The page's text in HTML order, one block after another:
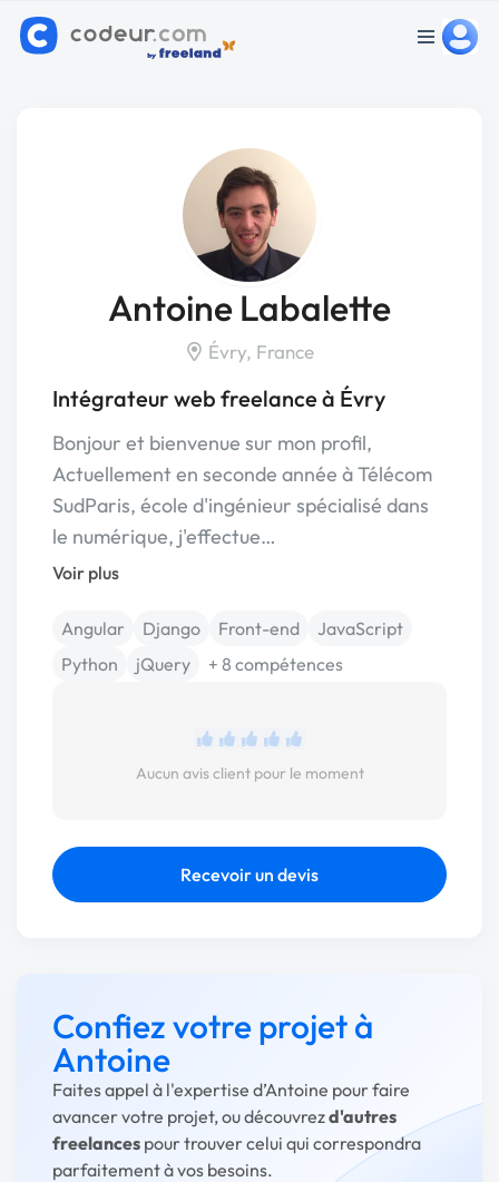
Antoine Labalette
Évry, France
Intégrateur web freelance à Évry
Bonjour et bienvenue sur mon profil,
Actuellement en seconde année à Télécom
SudParis, école d'ingénieur spécialisé dans
le numérique, j'effectue…
Voir plus
Angular Django Front-end
JavaScript
Python
jQuery + 8 compétences
Aucun avis client pour le moment
Recevoir un devis
Confiez votre projet à
Antoine
Faites appel à l'expertise d’Antoine pour faire
avancer votre projet, ou découvrezd'autres
freelances pour trouver celui qui correspondra
parfaitement à vos besoins.